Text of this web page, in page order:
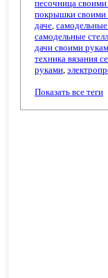
песочница
покрышки своими
даче,
самодельные
дачи своими
техника вязания
руками,
Показать все теги